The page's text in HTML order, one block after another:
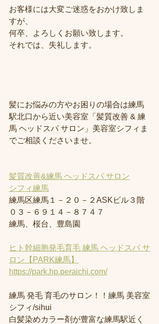
お客様には大変ご迷惑をおかけ致しま
すが、
何卒、よろしくお願い致します。
それでは、失礼します。
髪にお悩みの方やお困りの場合は練馬
駅北口から近い美容室「髪質改善 & 練
馬 ヘッドスパ サロン」美容室シフィま
でご相談くださいませ。
髪質改善&練馬 ヘッドスパ サロン
シフィ練馬
練馬区練馬１－２０－２ASKビル３階
０３－６９１４－８７４７
練馬、桜台、豊島園
ヒト幹細胞発毛育毛 練馬 ヘッドスパ サ
ロン【PARK練馬】
https://park.hp.peraichi.com/
練馬 発毛 育毛のサロン！！練馬 美容室
シフィ/sihui
白髪染めカラー剤が豊富な練馬駅近く